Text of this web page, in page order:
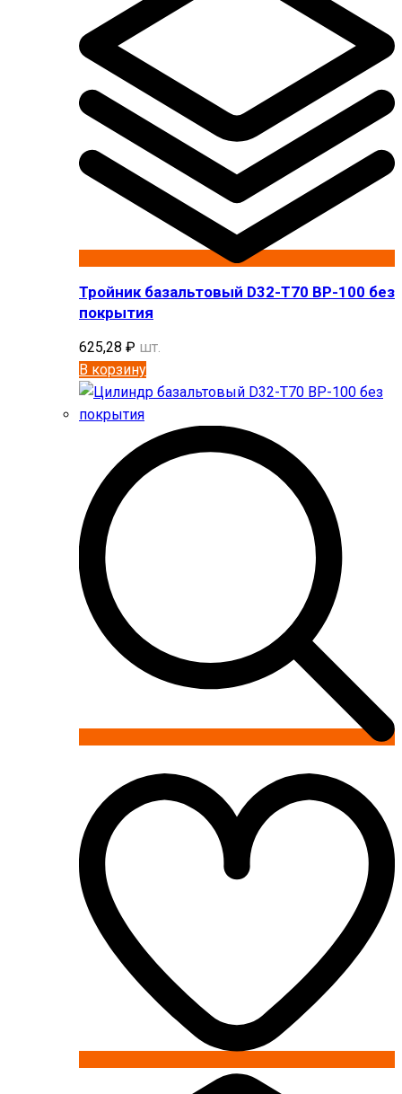
Тройник базальтовый D32-T70 BP-100 без
покрытия
625,28 ₽ шт.
В корзину